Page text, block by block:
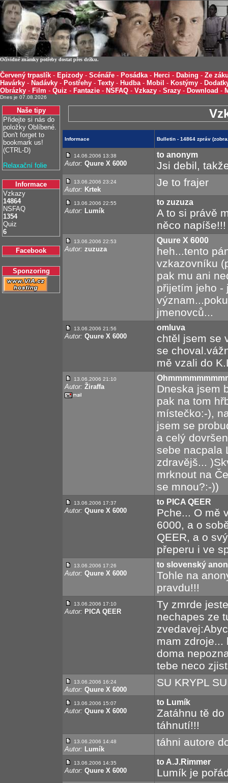
Očividné známky potřeby dostat přes držku.
Červený trpaslík - Epizody - Scénáře - Posádka- Herci - Dabing - Ze
Havárky - Nadávky - Postřehy - Texty - Hudba- Mobil - Kostýmy -
Obrázky - Film - Quiz - Fantazie - NSFAQ - Vzkazy - Srazy - Download -
Dnes je 07.08.2026
Naše tipy
Přidejte si nás do
položky Oblíbené.
Don't forget to
bookmark us!
(CTRL-D)
Relaxační folie
Informace
Vzkazy
14864
NSFAQ
1354
Quiz
6
Facebook
Sponzoring
Informace Bulletin - 14864 zpráv
14.06.2006 13:38
Autor: Quure X 6000
to anonym
Jsi debil,
13.06.2006 23:24
Autor: Krtek
Je to frajer
13.06.2006 22:55
Autor: Lumík
to zuzuza
A to si právě
něco napíše!!!
13.06.2006 22:53
Autor: zuzuza
Quure X 6000
heh...tento
vzkazovníku
pak mu ani
přijetím jeho -
jmenovců...
13.06.2006 21:56
Autor: Quure X 6000
omluva
chtěl jsem se
se
mě vzali do
13.06.2006 21:10
Autor: Žiraffa
Dneska jsem
pak na tom
místečko:-),
jsem se
a celý
sebe nacpala
zdravějš...
mrknout na
se mnou?:-))
13.06.2006 17:37
Autor: Quure X 6000
to PICA QEER
Pche... O mě
6000, a o
QEER, a o
přeperu i ve
13.06.2006 17:26
Autor: Quure X 6000
to slovenský
Tohle na
pravdu!!!
13.06.2006 17:10
Autor: PICA QEER
Ty zmrde
nechapes ze
mam zdroje...
doma
tebe neco
13.06.2006 16:24
Autor: Quure X 6000
SU KRYPL
13.06.2006 15:07
Autor: Quure X 6000
to Lumík
Zatáhnu tě
táhnutí!!!
13.06.2006 14:48
Autor: Lumík
táhni autore
13.06.2006 14:35
Autor: Quure X 6000
to A.J.Rimmer
Lumík je